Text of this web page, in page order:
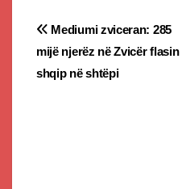
Post
navigation
Mediumi zviceran: 285
mijë njerëz në Zvicër flasin
shqip në shtëpi